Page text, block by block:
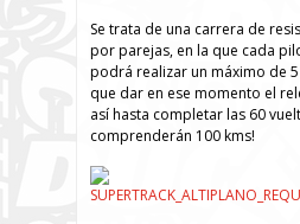
Se trata de una carrera de
por parejas, en la que cada
podrá realizar un máximo de
que dar en ese momento el
así hasta completar las 60
comprenderán 100 kms!